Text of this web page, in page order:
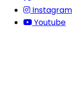
Instagram
Youtube